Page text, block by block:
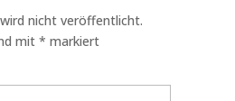
nicht veröffentlicht.
mit * markiert